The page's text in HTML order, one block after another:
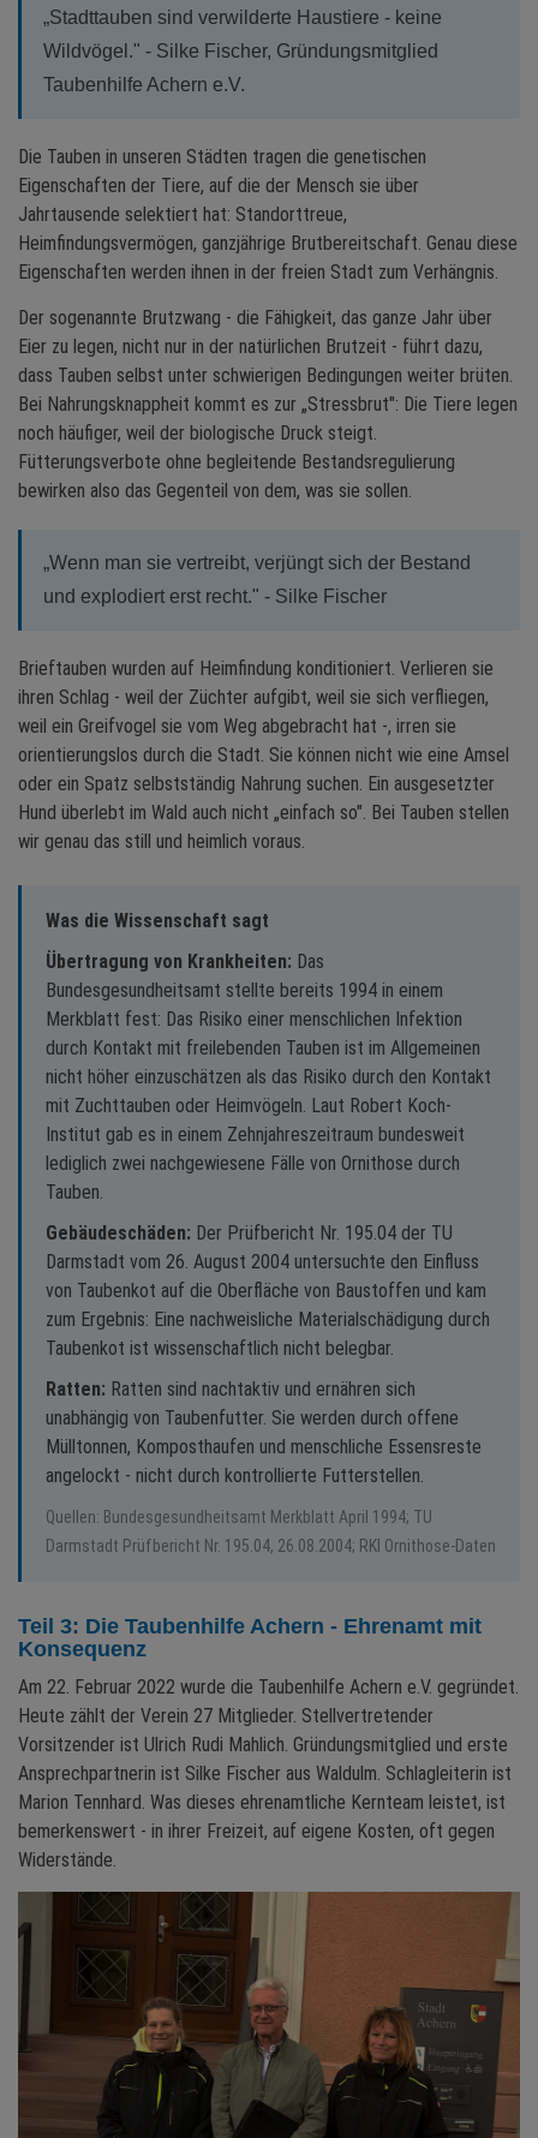
„Stadttauben sind verwilderte Haustiere - keine
Wildvögel." - Silke Fischer, Gründungsmitglied
Taubenhilfe Achern e.V.
Die Tauben in unseren Städten tragen die genetischen
Eigenschaften der Tiere, auf die der Mensch sie über
Jahrtausende selektiert hat: Standorttreue,
Heimfindungsvermögen, ganzjährige Brutbereitschaft. Genau diese
Eigenschaften werden ihnen in der freien Stadt zum Verhängnis.
Der sogenannte Brutzwang - die Fähigkeit, das ganze Jahr über
Eier zu legen, nicht nur in der natürlichen Brutzeit - führt dazu,
dass Tauben selbst unter schwierigen Bedingungen weiter brüten.
Bei Nahrungsknappheit kommt es zur „Stressbrut": Die Tiere legen
noch häufiger, weil der biologische Druck steigt.
Fütterungsverbote ohne begleitende Bestandsregulierung
bewirken also das Gegenteil von dem, was sie sollen.
„Wenn man sie vertreibt, verjüngt sich der Bestand
und explodiert erst recht." - Silke Fischer
Brieftauben wurden auf Heimfindung konditioniert. Verlieren sie
ihren Schlag - weil der Züchter aufgibt, weil sie sich verfliegen,
weil ein Greifvogel sie vom Weg abgebracht hat -, irren sie
orientierungslos durch die Stadt. Sie können nicht wie eine Amsel
oder ein Spatz selbstständig Nahrung suchen. Ein ausgesetzter
Hund überlebt im Wald auch nicht „einfach so". Bei Tauben stellen
wir genau das still und heimlich voraus.
Was die Wissenschaft sagt
Übertragung von Krankheiten: Das
Bundesgesundheitsamt stellte bereits 1994 in einem
Merkblatt fest: Das Risiko einer menschlichen Infektion
durch Kontakt mit freilebenden Tauben ist im Allgemeinen
nicht höher einzuschätzen als das Risiko durch den Kontakt
mit Zuchttauben oder Heimvögeln. Laut Robert Koch-
Institut gab es in einem Zehnjahreszeitraum bundesweit
lediglich zwei nachgewiesene Fälle von Ornithose durch
Tauben.
Gebäudeschäden: Der Prüfbericht Nr. 195.04 der TU
Darmstadt vom 26. August 2004 untersuchte den Einfluss
von Taubenkot auf die Oberfläche von Baustoffen und kam
zum Ergebnis: Eine nachweisliche Materialschädigung durch
Taubenkot ist wissenschaftlich nicht belegbar.
Ratten: Ratten sind nachtaktiv und ernähren sich
unabhängig von Taubenfutter. Sie werden durch offene
Mülltonnen, Komposthaufen und menschliche Essensreste
angelockt - nicht durch kontrollierte Futterstellen.
Quellen: Bundesgesundheitsamt Merkblatt April 1994; TU
Darmstadt Prüfbericht Nr. 195.04, 26.08.2004; RKI Ornithose-Daten
Teil 3: Die Taubenhilfe Achern - Ehrenamt mit
Konsequenz
Am 22. Februar 2022 wurde die Taubenhilfe Achern e.V. gegründet.
Heute zählt der Verein 27 Mitglieder. Stellvertretender
Vorsitzender ist Ulrich Rudi Mahlich. Gründungsmitglied und erste
Ansprechpartnerin ist Silke Fischer aus Waldulm. Schlagleiterin ist
Marion Tennhard. Was dieses ehrenamtliche Kernteam leistet, ist
bemerkenswert - in ihrer Freizeit, auf eigene Kosten, oft gegen
Widerstände.